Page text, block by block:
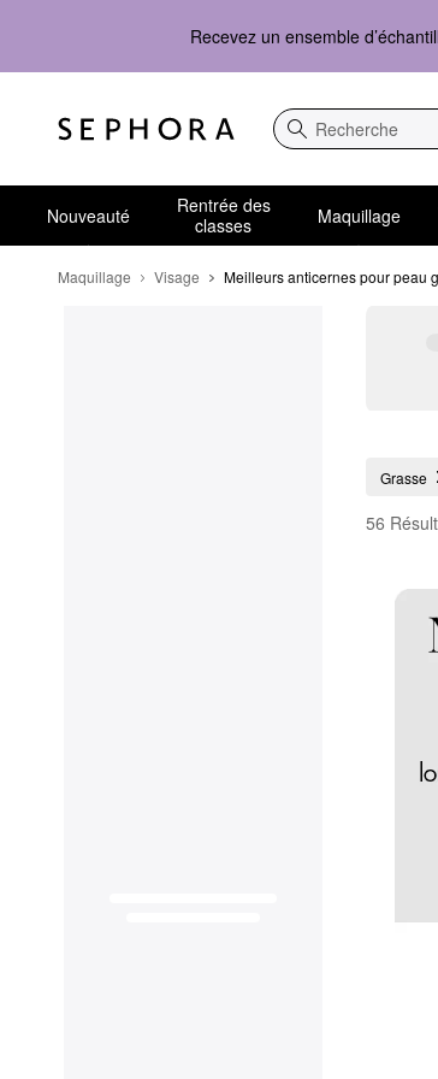
Recevez un ensemble
Recherche
Nouveauté
Rentrée des
classes
Maquillage
Maquillage Visage Meilleurs anticernes pour peau
Grasse
56